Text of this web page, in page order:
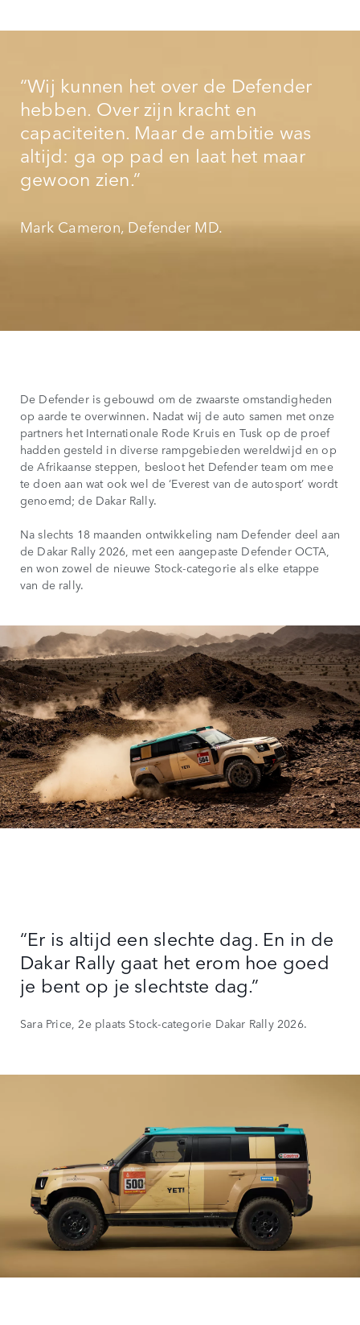
“Wij kunnen het over de Defender
hebben. Over zijn kracht en
capaciteiten. Maar de ambitie was
altijd: ga op pad en laat het maar
gewoon zien.”
Mark Cameron, Defender MD.
De Defender is gebouwd om de zwaarste omstandigheden
op aarde te overwinnen. Nadat wij de auto samen met onze
partners het Internationale Rode Kruis en Tusk op de proef
hadden gesteld in diverse rampgebieden wereldwijd en op
de Afrikaanse steppen, besloot het Defender team om mee
te doen aan wat ook wel de ‘Everest van de autosport’ wordt
genoemd; de Dakar Rally.
Na slechts 18 maanden ontwikkeling nam Defender deel aan
de Dakar Rally 2026, met een aangepaste Defender OCTA,
en won zowel de nieuwe Stock-categorie als elke etappe
van de rally.
“Er is altijd een slechte dag. En in de
Dakar Rally gaat het erom hoe goed
je bent op je slechtste dag.”
Sara Price, 2e plaats Stock-categorie Dakar Rally 2026.